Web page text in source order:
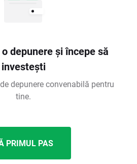
depunere și începe să
investești
depunere convenabilă pentru
tine.
PRIMUL PAS